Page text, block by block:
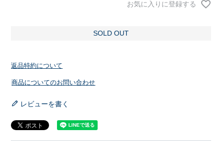
お気に入りに登録する
SOLD OUT
返品特約について
商品についてのお問い合わせ
レビューを書く